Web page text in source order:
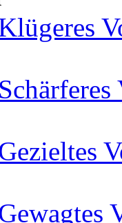
Schärferes